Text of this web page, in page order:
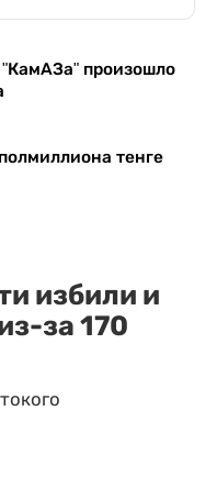
произошло
тенге
избили и
за 170